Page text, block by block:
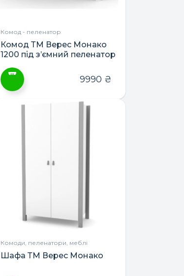
Комод - пеленатор
Комод ТМ Верес Монако
1200 під з’ємний пеленатор
товар
товару
9990 ₴
Комоди, пеленатори, меблі
Шафа ТМ Верес Монако